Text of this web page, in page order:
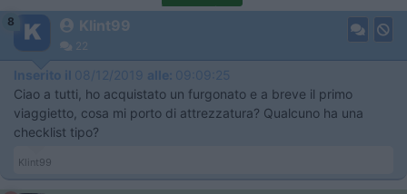
8 Klint99
22
Inserito il 08/12/2019 alle: 09:09:25
Ciao a tutti, ho acquistato un furgonato e a breve il primo
viaggietto, cosa mi porto di attrezzatura? Qualcuno ha una
checklist tipo?
Klint99